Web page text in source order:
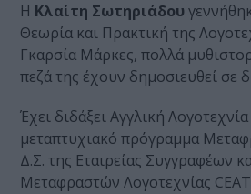
Η Κλαίτη Σωτηριάδου
Θεωρία και Πρακτική της
Γκαρσία Μάρκες, πολλά
πεζά της έχουν δημοσιευθεί σε
Έχει διδάξει Αγγλική
μεταπτυχιακό πρόγραμμα
Δ.Σ. της Εταιρείας Συγγραφέων
Μεταφραστών Λογοτεχνίας